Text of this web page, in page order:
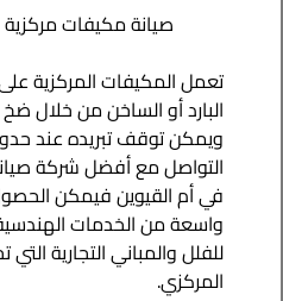
صيانة مكيفات
تعمل المكيفات المركزية
البارد أو الساخن من خلال ضخ
ويمكن توقف تبريده عند
التواصل مع أفضل شركة
في أم القيوين فيمكن
واسعة من الخدمات
للفلل والمباني التجارية
المركزي.